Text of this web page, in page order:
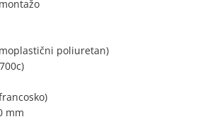
poliuretan)
mm